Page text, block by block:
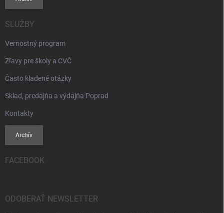
SLUŽBY
Vernostný program
Zľavy pre školy a CVČ
Často kladené otázky
Sklad, predajňa a výdajňa Poprad
Kontakty
Archív
FACEBOOK
ODOBERAŤ NEWSLETTER